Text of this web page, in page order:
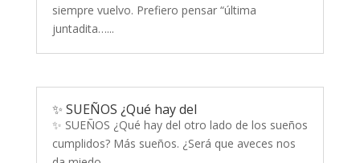
siempre vuelvo. Prefiero pensar “última
juntadita…...
✨ SUEÑOS ¿Qué hay del
✨ SUEÑOS ¿Qué hay del otro lado de los sueños
cumplidos? Más sueños. ¿Será que aveces nos